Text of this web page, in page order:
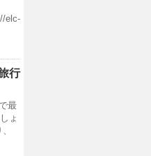
elc-
行
最
ょ